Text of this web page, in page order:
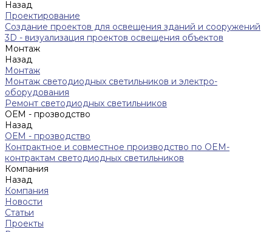
Назад
Проектирование
Создание проектов для освещения зданий и сооружений
3D - визуализация проектов освещения объектов
Монтаж
Назад
Монтаж
Монтаж светодиодных светильников и электро-
оборудования
Ремонт светодиодных светильников
ОЕМ - прозводство
Назад
ОЕМ - прозводство
Контрактное и совместное производство по OEM-
контрактам светодиодных светильников
Компания
Назад
Компания
Новости
Статьи
Проекты